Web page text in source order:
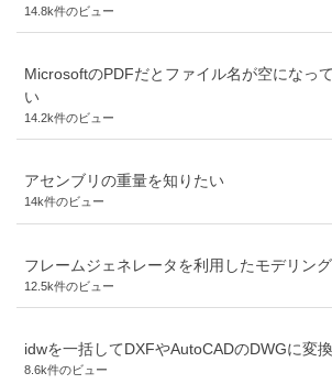
14.8k件のビュー
MicrosoftのPDFだとファイル名が空になっ
い
14.2k件のビュー
アセンブリの重量を知りたい
14k件のビュー
フレームジェネレータを利用したモデリン
12.5k件のビュー
idwを一括してDXFやAutoCADのDWGに変
8.6k件のビュー